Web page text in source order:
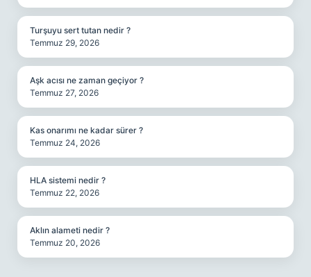
Turşuyu sert tutan nedir ?
Temmuz 29, 2026
Aşk acısı ne zaman geçiyor ?
Temmuz 27, 2026
Kas onarımı ne kadar sürer ?
Temmuz 24, 2026
HLA sistemi nedir ?
Temmuz 22, 2026
Aklın alameti nedir ?
Temmuz 20, 2026